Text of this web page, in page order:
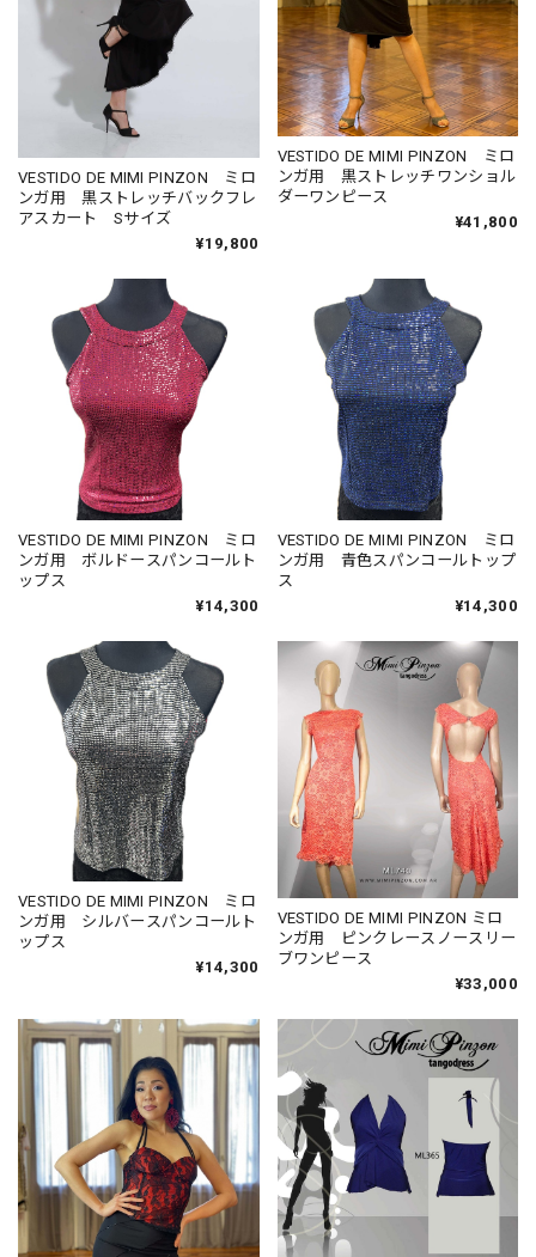
VESTIDO DE MIMI PINZON ミロ
ンガ用 黒ストレッチバックフレ
アスカート Sサイズ
¥19,800
VESTIDO DE MIMI PINZON ミロ
ンガ用 黒ストレッチワンショル
ダーワンピース
¥41,800
VESTIDO DE MIMI PINZON ミロ
ンガ用 ボルドースパンコールト
ップス
¥14,300
VESTIDO DE MIMI PINZON ミロ
ンガ用 青色スパンコールトップ
ス
¥14,300
VESTIDO DE MIMI PINZON ミロ
ンガ用 シルバースパンコールト
ップス
¥14,300
VESTIDO DE MIMI PINZON ミロ
ンガ用 ピンクレースノースリー
ブワンピース
¥33,000